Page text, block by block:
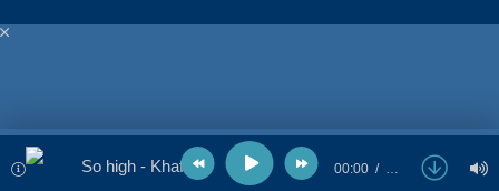
So high - Khaffis 00:00 …